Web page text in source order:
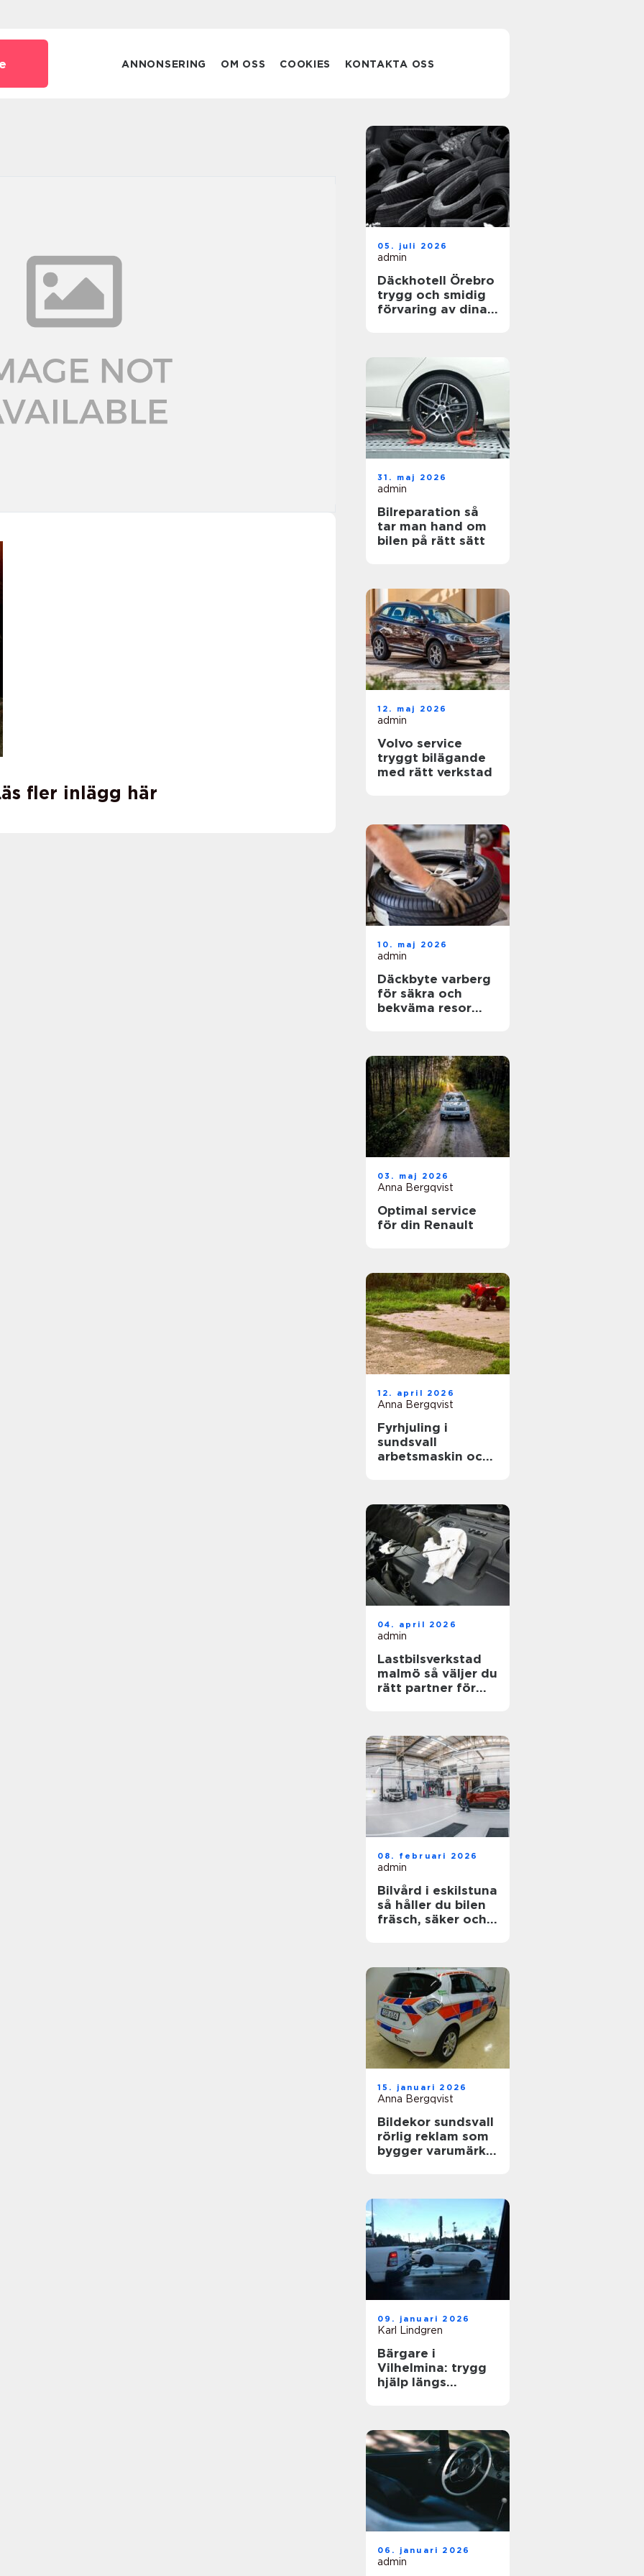
ANNONSERING OM OSS COOKIES KONTAKTA OSS
fler inlägg här
05. juli 2026
admin
Däckhotell Örebro
trygg och smidig
förvaring av dina
31. maj 2026
admin
Bilreparation så
tar man hand om
bilen på rätt sätt
12. maj 2026
admin
Volvo service
tryggt bilägande
med rätt verkstad
10. maj 2026
admin
Däckbyte varberg
för säkra och
bekväma resor
03. maj 2026
Anna Bergqvist
Optimal service
för din Renault
12. april 2026
Anna Bergqvist
Fyrhjuling i
sundsvall
arbetsmaskin och
04. april 2026
admin
Lastbilsverkstad
malmö så väljer du
rätt partner för
08. februari 2026
admin
Bilvård i eskilstuna
så håller du bilen
fräsch, säker och
15. januari 2026
Anna Bergqvist
Bildekor sundsvall
rörlig reklam som
bygger varumärke
09. januari 2026
Karl Lindgren
Bärgare i
Vilhelmina: trygg
hjälp längs
06. januari 2026
admin